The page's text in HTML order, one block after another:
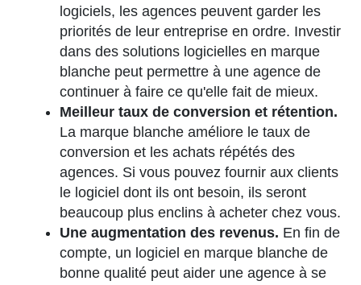
logiciels, les agences peuvent garder les
priorités de leur entreprise en ordre. Investir
dans des solutions logicielles en marque
blanche peut permettre à une agence de
continuer à faire ce qu'elle fait de mieux.
Meilleur taux de conversion et rétention.
La marque blanche améliore le taux de
conversion et les achats répétés des
agences. Si vous pouvez fournir aux clients
le logiciel dont ils ont besoin, ils seront
beaucoup plus enclins à acheter chez vous.
Une augmentation des revenus. En fin de
compte, un logiciel en marque blanche de
bonne qualité peut aider une agence à se